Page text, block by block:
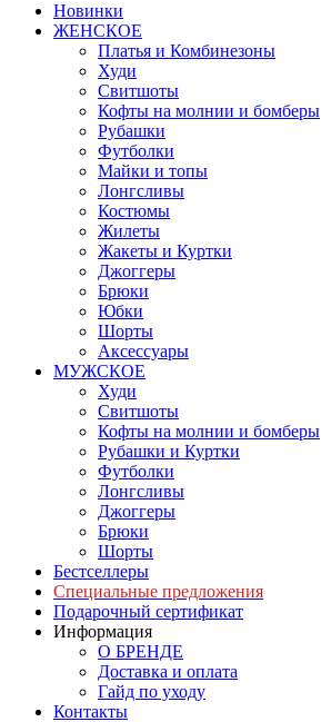
Новинки
ЖЕНСКОЕ
Платья и Комбинезоны
Худи
Свитшоты
Кофты на молнии и бомберы
Рубашки
Футболки
Майки и топы
Лонгсливы
Костюмы
Жилеты
Жакеты и Куртки
Джоггеры
Брюки
Юбки
Шорты
Аксессуары
МУЖСКОЕ
Худи
Свитшоты
Кофты на молнии и бомберы
Рубашки и Куртки
Футболки
Лонгсливы
Джоггеры
Брюки
Шорты
Бестселлеры
Специальные предложения
Подарочный сертификат
Информация
О БРЕНДЕ
Доставка и оплата
Гайд по уходу
Контакты